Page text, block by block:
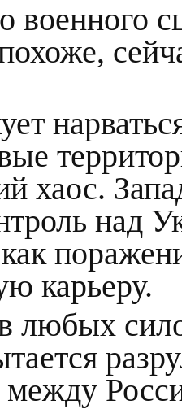
военного
хаос.
над
карьеру.
любых
между